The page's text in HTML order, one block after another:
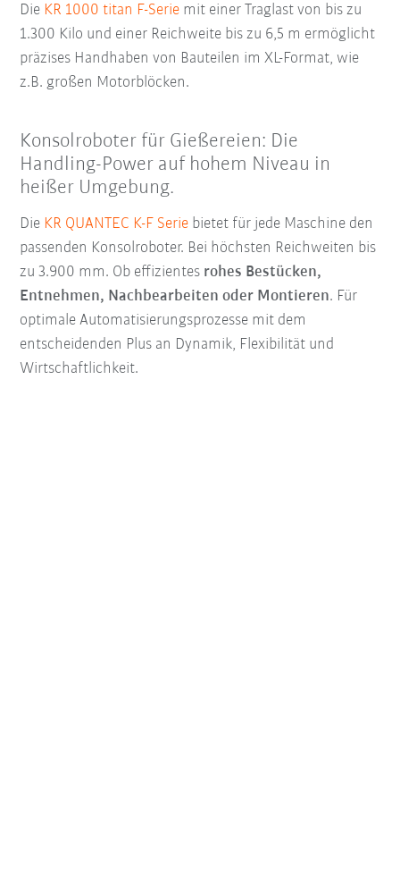
Die KR 1000 titan F-Serie mit einer Traglast von bis zu
1.300 Kilo und einer Reichweite bis zu 6,5 m ermöglicht
präzises Handhaben von Bauteilen im XL-Format, wie
z.B. großen Motorblöcken.
Konsolroboter für Gießereien: Die
Handling-Power auf hohem Niveau in
heißer Umgebung.
Die KR QUANTEC K-F Serie bietet für jede Maschine den
passenden Konsolroboter. Bei höchsten Reichweiten bis
zu 3.900 mm. Ob effizientes rohes Bestücken,
Entnehmen, Nachbearbeiten oder Montieren. Für
optimale Automatisierungsprozesse mit dem
entscheidenden Plus an Dynamik, Flexibilität und
Wirtschaftlichkeit.